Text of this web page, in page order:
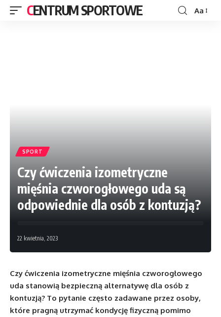
CENTRUM SPORTOWE Aa
SPORT
Czy ćwiczenia izometryczne
mięśnia czworogłowego uda są
odpowiednie dla osób z kontuzją?
22 kwietnia, 2023
Czy ćwiczenia izometryczne mięśnia czworogłowego
uda stanowią bezpieczną alternatywę dla osób z
kontuzją? To pytanie często zadawane przez osoby,
które pragną utrzymać kondycję fizyczną pomimo